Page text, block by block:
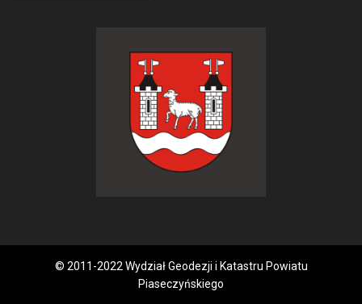
© 2011-2022 Wydział Geodezji i Katastru Powiatu
Piaseczyńskiego